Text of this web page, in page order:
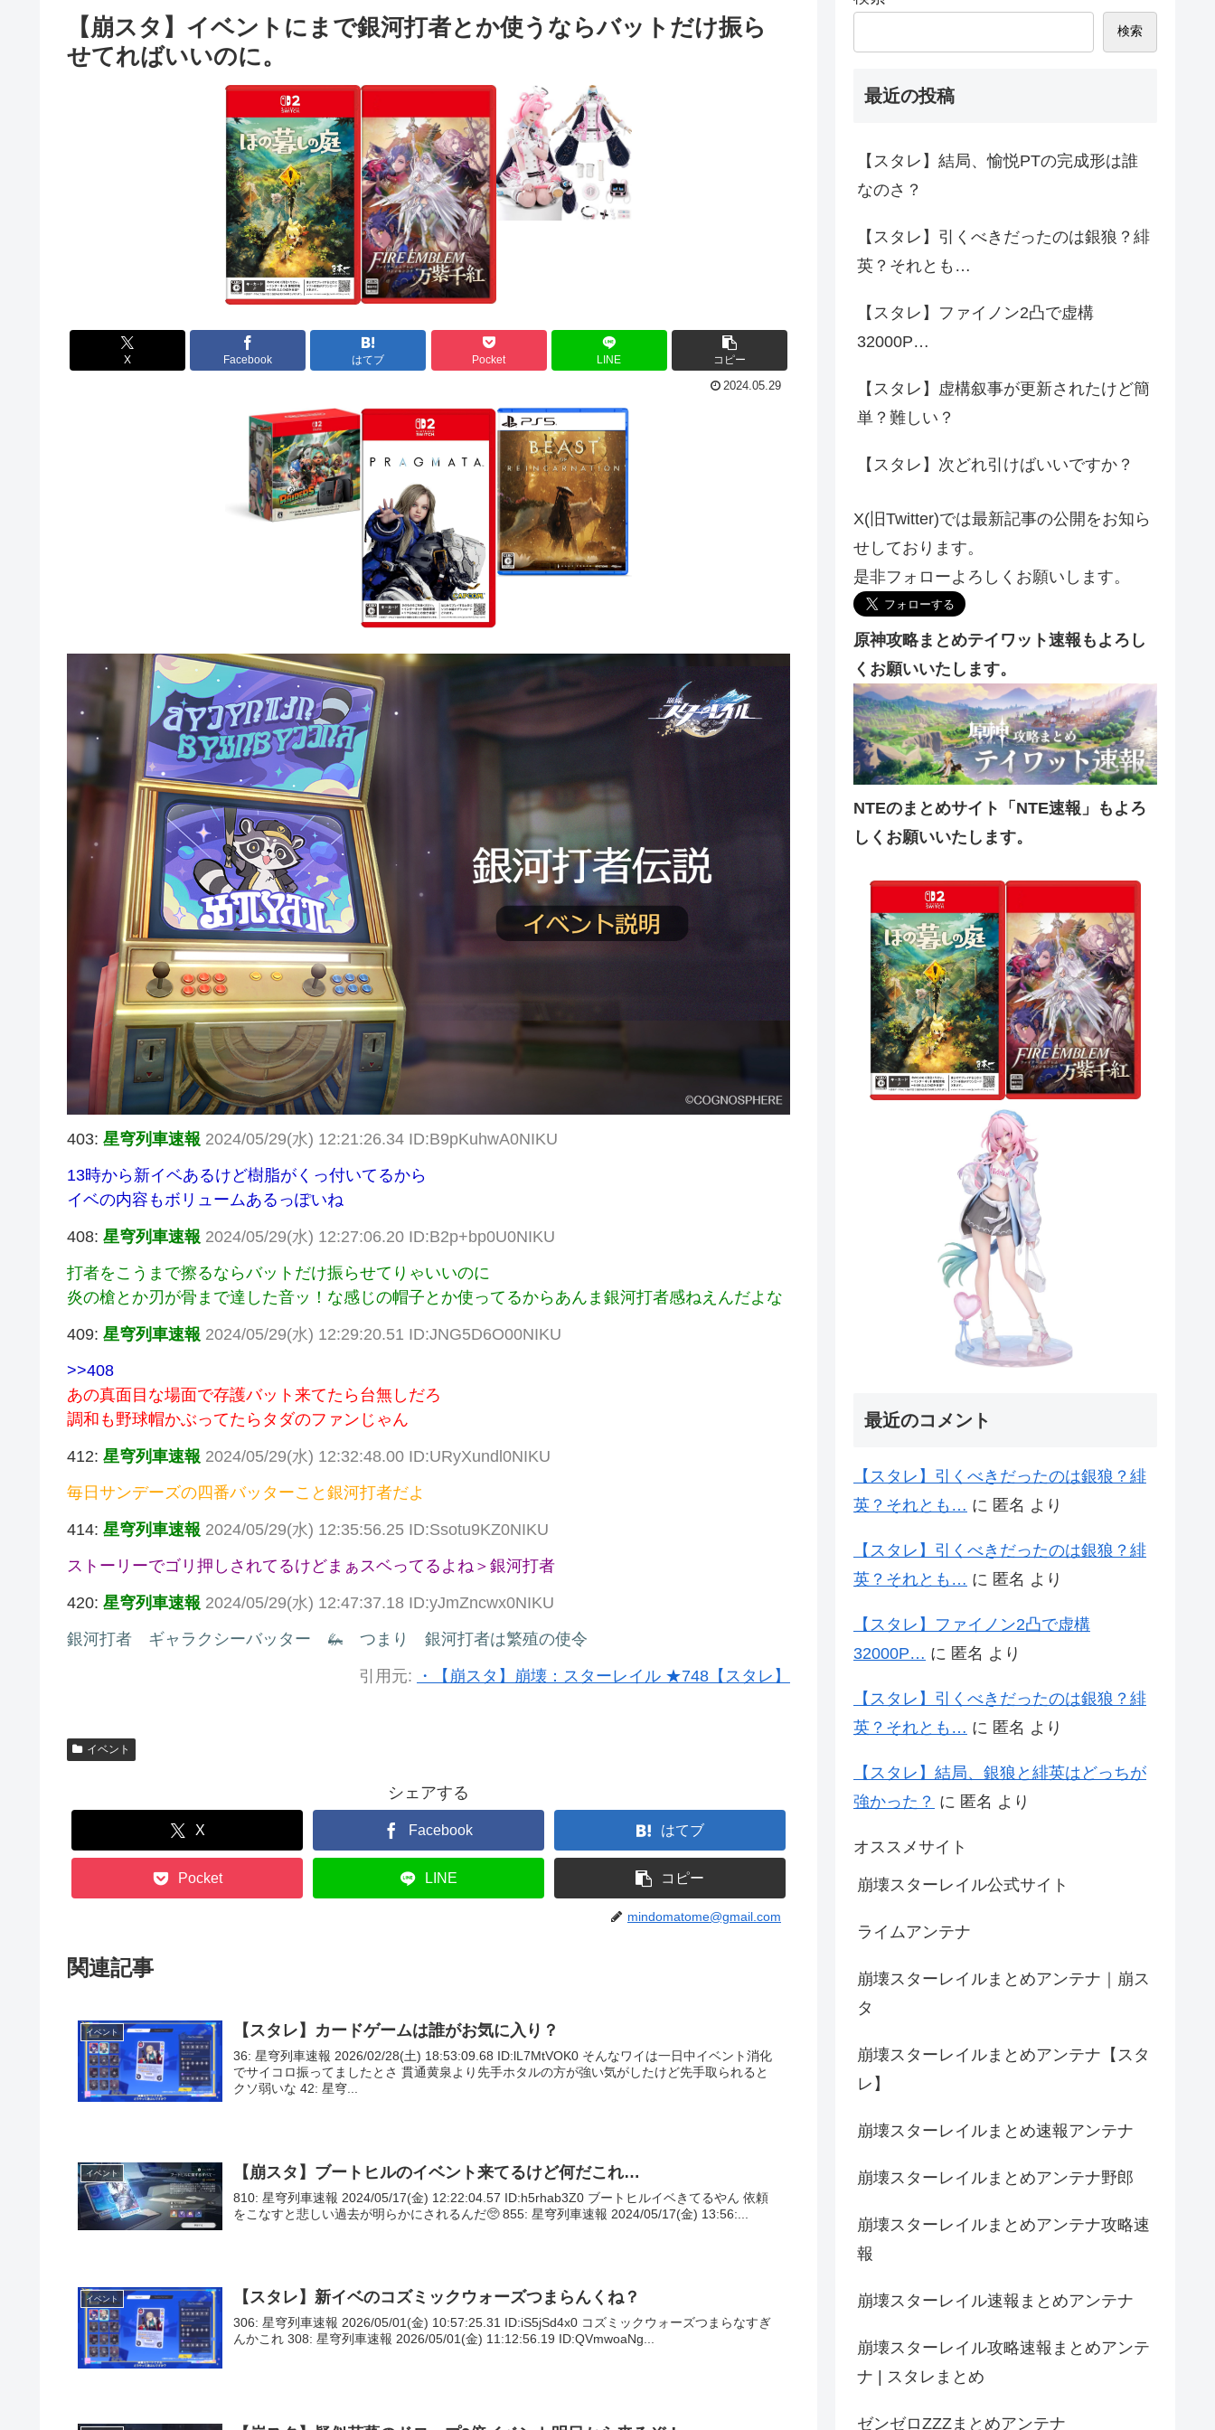
【崩スタ】イベントにまで銀河打者とか使うならバットだけ振ら
せてればいいのに。
X Facebook はてブ Pocket LINE コピー
2024.05.29
403: 星穹列車速報 2024/05/29(水) 12:21:26.34 ID:B9pKuhwA0NIKU
13時から新イベあるけど樹脂がくっ付いてるから
イベの内容もボリュームあるっぽいね
408: 星穹列車速報 2024/05/29(水) 12:27:06.20 ID:B2p+bp0U0NIKU
打者をこうまで擦るならバットだけ振らせてりゃいいのに
炎の槍とか刃が骨まで達した音ッ！な感じの帽子とか使ってるからあんま銀河打者感ねえんだよな
409: 星穹列車速報 2024/05/29(水) 12:29:20.51 ID:JNG5D6O00NIKU
>>408
あの真面目な場面で存護バット来てたら台無しだろ
調和も野球帽かぶってたらタダのファンじゃん
412: 星穹列車速報 2024/05/29(水) 12:32:48.00 ID:URyXundl0NIKU
毎日サンデーズの四番バッターこと銀河打者だよ
414: 星穹列車速報 2024/05/29(水) 12:35:56.25 ID:Ssotu9KZ0NIKU
ストーリーでゴリ押しされてるけどまぁスベってるよね＞銀河打者
420: 星穹列車速報 2024/05/29(水) 12:47:37.18 ID:yJmZncwx0NIKU
銀河打者 ギャラクシーバッター 🦗 つまり 銀河打者は繁殖の使令
引用元: ・【崩スタ】崩壊：スターレイル ★748【スタレ】
イベント
シェアする
X Facebook はてブ
Pocket LINE コピー
mindomatome@gmail.com
関連記事
イベント 【スタレ】カードゲームは誰がお気に入り？
36: 星穹列車速報 2026/02/28(土) 18:53:09.68 ID:lL7MtVOK0 そんなワイは一日中イベント消化
でサイコロ振ってましたとさ 貫通黄泉より先手ホタルの方が強い気がしたけど先手取られると
クソ弱いな 42: 星穹...
イベント 【崩スタ】ブートヒルのイベント来てるけど何だこれ…
810: 星穹列車速報 2024/05/17(金) 12:22:04.57 ID:h5rhab3Z0 ブートヒルイベきてるやん 依頼
をこなすと悲しい過去が明らかにされるんだ🥺 855: 星穹列車速報 2024/05/17(金) 13:56:...
イベント 【スタレ】新イベのコズミックウォーズつまらんくね？
306: 星穹列車速報 2026/05/01(金) 10:57:25.31 ID:iS5jSd4x0 コズミックウォーズつまらなすぎ
んかこれ 308: 星穹列車速報 2026/05/01(金) 11:12:56.19 ID:QVmwoaNg...
検索
最近の投稿
【スタレ】結局、愉悦PTの完成形は誰
なのさ？
【スタレ】引くべきだったのは銀狼？緋
英？それとも…
【スタレ】ファイノン2凸で虚構
32000P…
【スタレ】虚構叙事が更新されたけど簡
単？難しい？
【スタレ】次どれ引けばいいですか？
X(旧Twitter)では最新記事の公開をお知ら
せしております。
是非フォローよろしくお願いします。
原神攻略まとめテイワット速報もよろし
くお願いいたします。
NTEのまとめサイト「NTE速報」もよろ
しくお願いいたします。
最近のコメント
【スタレ】引くべきだったのは銀狼？緋
英？それとも… に 匿名 より
【スタレ】引くべきだったのは銀狼？緋
英？それとも… に 匿名 より
【スタレ】ファイノン2凸で虚構
32000P… に 匿名 より
【スタレ】引くべきだったのは銀狼？緋
英？それとも… に 匿名 より
【スタレ】結局、銀狼と緋英はどっちが
強かった？ に 匿名 より
オススメサイト
崩壊スターレイル公式サイト
ライムアンテナ
崩壊スターレイルまとめアンテナ｜崩ス
タ
崩壊スターレイルまとめアンテナ【スタ
レ】
崩壊スターレイルまとめ速報アンテナ
崩壊スターレイルまとめアンテナ野郎
崩壊スターレイルまとめアンテナ攻略速
報
崩壊スターレイル速報まとめアンテナ
崩壊スターレイル攻略速報まとめアンテ
ナ | スタレまとめ
ゼンゼロZZZまとめアンテナ